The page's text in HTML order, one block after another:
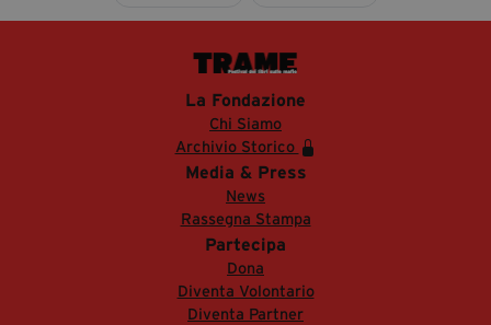
La Fondazione
Chi Siamo
Archivio Storico
Media & Press
News
Rassegna Stampa
Partecipa
Dona
Diventa Volontario
Diventa Partner